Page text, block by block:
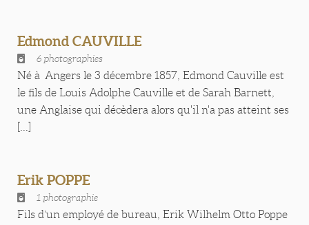
Edmond CAUVILLE
6 photographies
Né à Angers le 3 décembre 1857, Edmond Cauville est
le fils de Louis Adolphe Cauville et de Sarah Barnett,
une Anglaise qui décèdera alors qu'il n'a pas atteint ses
Erik POPPE
1 photographie
Fils d’un employé de bureau, Erik Wilhelm Otto Poppe